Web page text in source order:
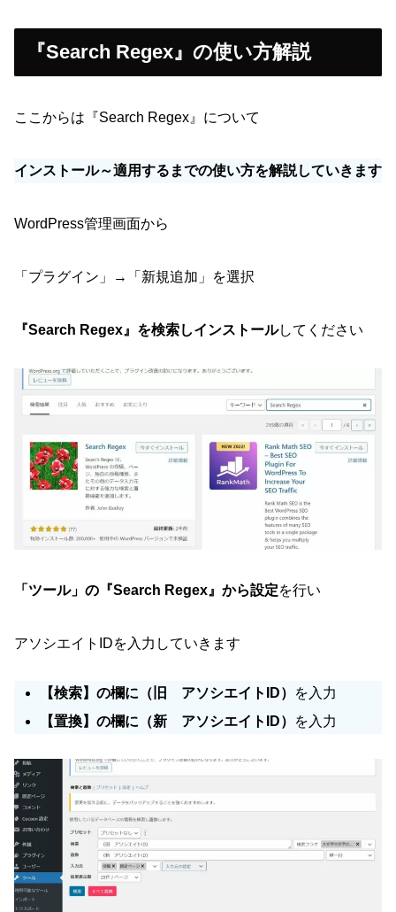
『Search Regex』の使い方解説
ここからは『Search Regex』について
インストール～適用するまでの使い方を解説していきます
WordPress管理画面から
「プラグイン」→「新規追加」を選択
『Search Regex』を検索しインストールしてください
「ツール」の『Search Regex』から設定を行い
アソシエイトIDを入力していきます
【検索】の欄に（旧 アソシエイトID）
を入力
【置換】の欄に（新 アソシエイトID）
を入力